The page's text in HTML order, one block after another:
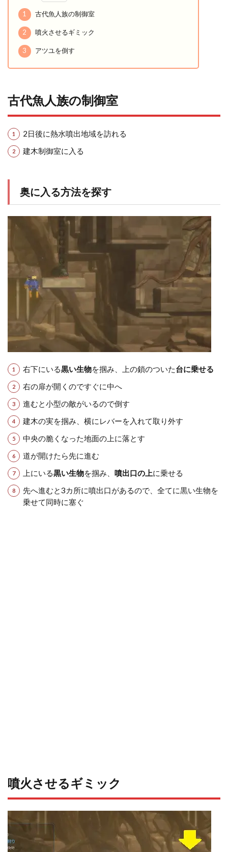
1 古代魚人族の制御室
2 噴火させるギミック
3 アツユを倒す
古代魚人族の制御室
2日後に熱水噴出地域を訪れる
建木制御室に入る
奥に入る方法を探す
右下にいる黒い生物を掴み、上の鎖のついた台に乗せる
右の扉が開くのですぐに中へ
進むと小型の敵がいるので倒す
建木の実を掴み、横にレバーを入れて取り外す
中央の脆くなった地面の上に落とす
道が開けたら先に進む
上にいる黒い生物を掴み、 噴出口の上に乗せる
先へ進むと3カ所に噴出口があるので、全てに黒い生物を
乗せて同時に塞ぐ
噴火させるギミック